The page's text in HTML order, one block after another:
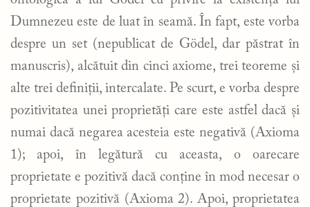
Dumnezeu este de luat în seamă. În fapt, este vorba
despre un set (nepublicat de Gödel, dar păstrat în
manuscris), alcătuit din cinci axiome, trei teoreme și
alte trei definiții, intercalate. Pe scurt, e vorba despre
pozitivitatea unei proprietăți care este astfel dacă și
numai dacă negarea acesteia este negativă (Axioma
1); apoi, în legătură cu aceasta, o oarecare
proprietate e pozitivă dacă conține în mod necesar o
proprietate pozitivă (Axioma 2). Apoi, proprietatea